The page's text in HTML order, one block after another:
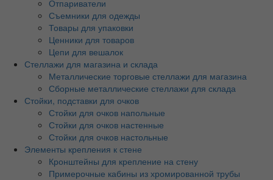
Отпариватели
Съемники для одежды
Товары для упаковки
Ценники для товаров
Цепи для вешалок
Стеллажи для магазина и склада
Металлические торговые стеллажи для магазина
Сборные металлические стеллажи для склада
Стойки, подставки для очков
Стойки для очков напольные
Стойки для очков настенные
Стойки для очков настольные
Элементы крепления к стене
Кронштейны для крепление на стену
Примерочные кабины из хромированной трубы